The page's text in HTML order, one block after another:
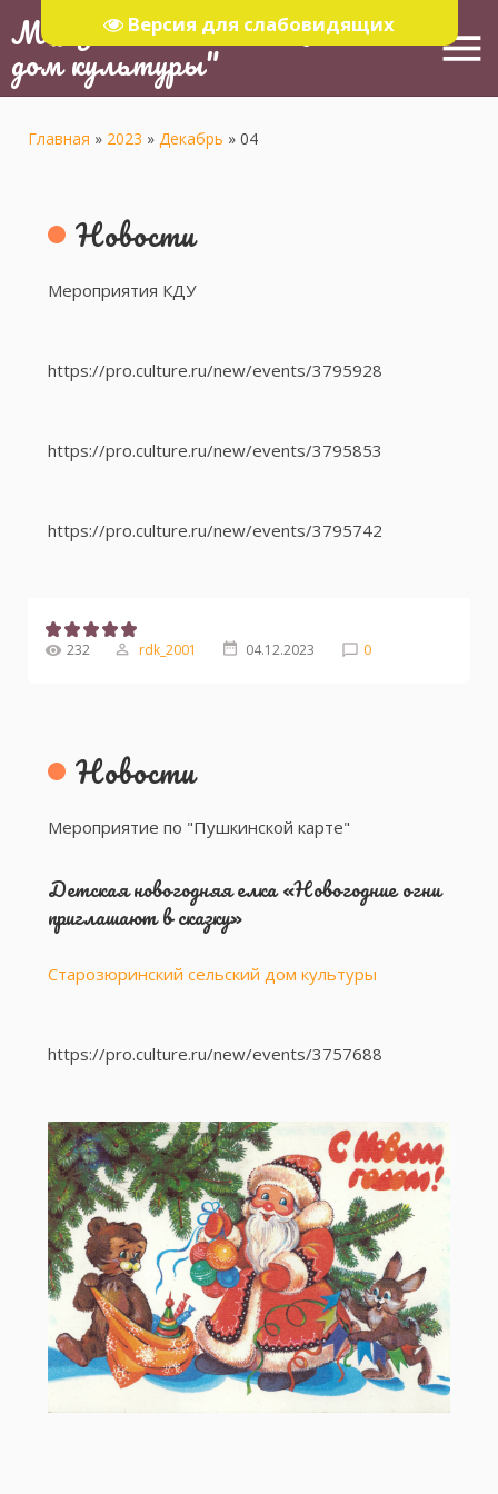
Версия для слабовидящих
МБУ "Тюлячинский Районный
дом культуры" menu
Главная » 2023 » Декабрь » 04
Новости
Мероприятия КДУ
https://pro.culture.ru/new/events/3795928
https://pro.culture.ru/new/events/3795853
https://pro.culture.ru/new/events/3795742
232 rdk_2001 04.12.2023 0
Новости
Мероприятие по "Пушкинской карте"
Детская новогодняя елка «Новогодние огни
приглашают в сказку»
Старозюринский сельский дом культуры
https://pro.culture.ru/new/events/3757688